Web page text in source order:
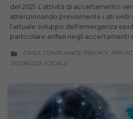
del 2021. L’attività di accertamento
attenzionando previamente i siti web
l’attuale sviluppo dell’emergenza
particolare enfasi negli accertamenti
 CATEGORY
CIVILE, COMPLIANCE, PRIVACY,
SICUREZZA SOCIALE